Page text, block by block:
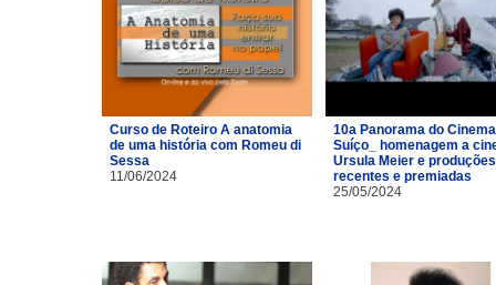
Curso de Roteiro A anatomia
de uma história com Romeu di
Sessa
11/06/2024
10a Panorama do Cinema
Suíço_ homenagem a
Ursula Meier e produções
recentes e premiadas
25/05/2024